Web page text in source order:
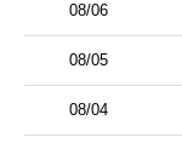
08/06
08/05
08/04